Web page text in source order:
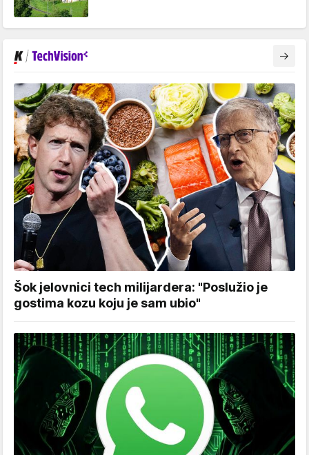
Šok jelovnici tech milijardera: "Poslužio je
gostima kozu koju je sam ubio"